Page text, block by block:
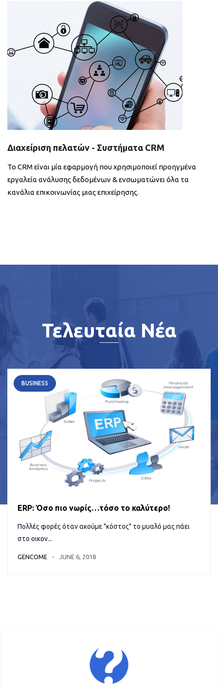
Διαχείριση πελατών - Συστήματα CRM
Το CRM είναι μία εφαρμογή που χρησιμοποιεί προηγμένα
εργαλεία ανάλυσης δεδομένων & ενσωματώνει όλα τα
κανάλια επικοινωνίας μιας επιχείρησης.
Τελευταία Νέα
BUSINESS
ERP: Όσο πιο νωρίς…τόσο το καλύτερο!
Πολλές φορές όταν ακούμε "κόστος" το μυαλό μας πάει
στο οικον...
GENCOME JUNE 6, 2018